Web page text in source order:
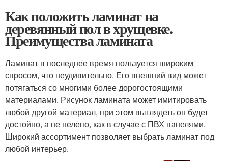
Как положить ламинат на
деревянный пол в хрущевке.
Преимущества ламината
Ламинат в последнее время пользуется широким
спросом, что неудивительно. Его внешний вид может
потягаться со многими более дорогостоящими
материалами. Рисунок ламината может имитировать
любой другой материал, при этом выглядеть он будет
достойно, а не нелепо, как в случае с ПВХ панелями.
Широкий ассортимент позволяет выбрать ламинат под
любой интерьер.